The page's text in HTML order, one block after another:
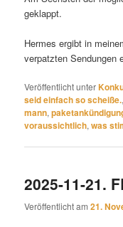
geklappt.
Hermes ergibt in
verpatzten Sendungen
Veröffentlicht unter
seid einfach so scheiße.
mann,
voraussichtlich,was
2025-11-21.
Veröffentlicht am21.